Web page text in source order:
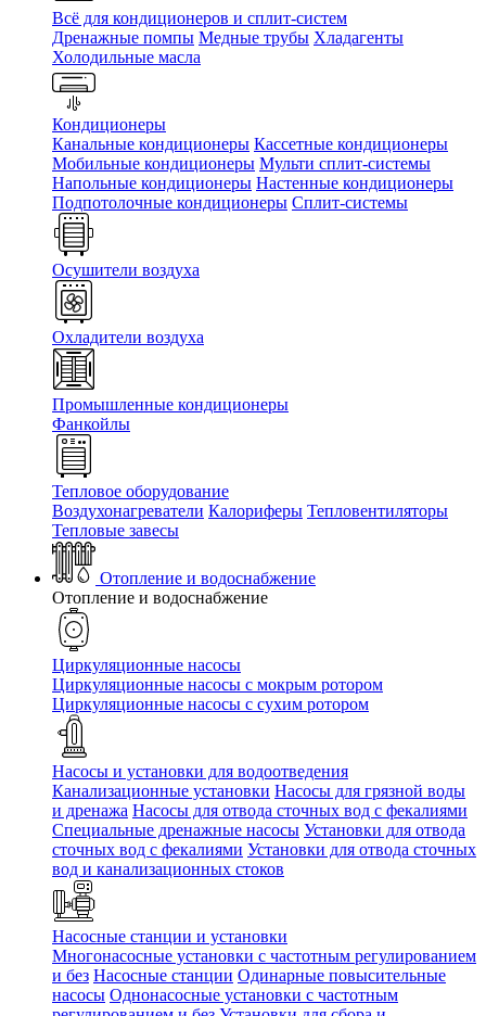
Всё для кондиционеров и сплит-систем
Дренажные помпы Медные трубы Хладагенты
Холодильные масла
Кондиционеры
Канальные кондиционеры Кассетные кондиционеры
Мобильные кондиционеры Мульти сплит-системы
Напольные кондиционеры Настенные кондиционеры
Подпотолочные кондиционеры Сплит-системы
Осушители воздуха
Охладители воздуха
Промышленные кондиционеры
Фанкойлы
Тепловое оборудование
Воздухонагреватели Калориферы Тепловентиляторы
Тепловые завесы
Отопление и водоснабжение
Отопление и водоснабжение
Циркуляционные насосы
Циркуляционные насосы с мокрым ротором
Циркуляционные насосы с сухим ротором
Насосы и установки для водоотведения
Канализационные установки Насосы для грязной воды
и дренажа Насосы для отвода сточных вод c фекалиями
Специальные дренажные насосы Установки для отвода
сточных вод c фекалиями Установки для отвода сточных
вод и канализационных стоков
Насосные станции и установки
Многонасосные установки с частотным регулированием
и без Насосные станции Одинарные повысительные
насосы Однонасосные установки с частотным